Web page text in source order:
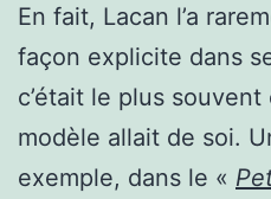
En fait, Lacan l’a
façon explicite dans
c’était le plus
modèle allait de soi.
exemple, dans le «